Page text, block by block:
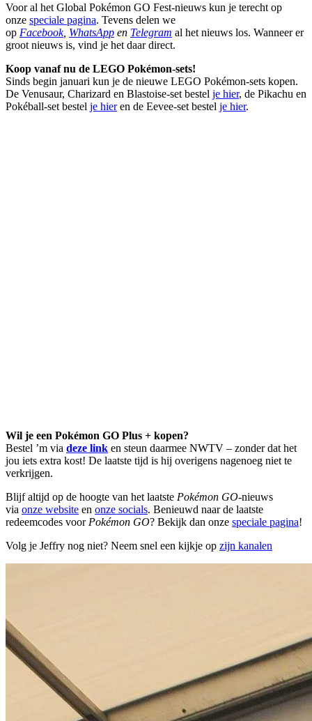
Voor al het Global Pokémon GO Fest-nieuws kun je terecht op
onze speciale pagina. Tevens delen we
op Facebook, WhatsApp en Telegram al het nieuws los. Wanneer er
groot nieuws is, vind je het daar direct.
Koop vanaf nu de LEGO Pokémon-sets!
Sinds begin januari kun je de nieuwe LEGO Pokémon-sets kopen.
De Venusaur, Charizard en Blastoise-set bestel je hier, de Pikachu en
Pokéball-set bestel je hieren de Eevee-set bestel je hier.
Wil je een Pokémon GO Plus + kopen?
Bestel ’m via deze link en steun daarmee NWTV – zonder dat het
jou iets extra kost! De laatste tijd is hij overigens nagenoeg niet te
verkrijgen.
Blijf altijd op de hoogte van het laatste Pokémon GO-nieuws
via onze website en onze socials. Benieuwd naar de laatste
redeemcodes voor Pokémon GO? Bekijk dan onze speciale pagina!
Volg je Jeffry nog niet? Neem snel een kijkje op zijn kanalen